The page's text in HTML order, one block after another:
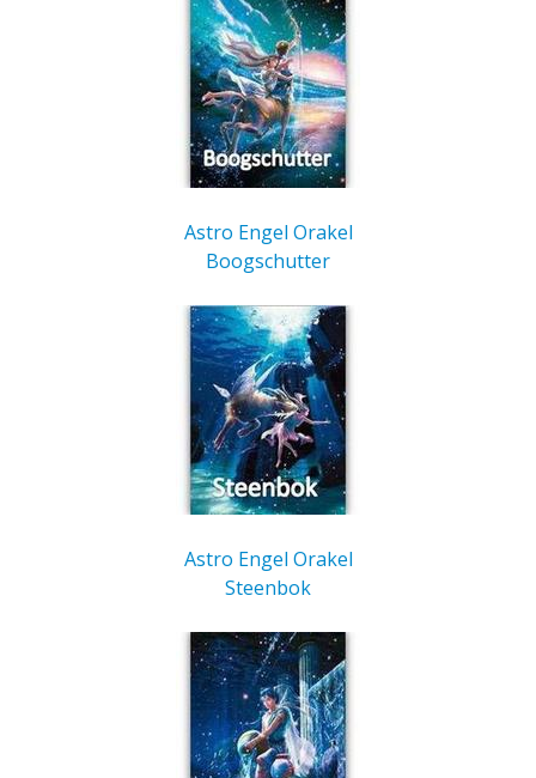
Astro Engel Orakel
Boogschutter
Astro Engel Orakel
Steenbok